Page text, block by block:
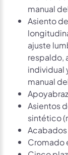
manual
Asiento
ajuste
respaldo,
individual
manual
Asientos
sintético
Cromado